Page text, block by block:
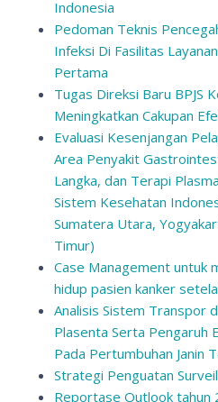
Indonesia
Pedoman Teknis
Infeksi Di Fasilitas
Pertama
Tugas Direksi Baru BPJS
Meningkatkan Cakupan
Evaluasi Kesenjangan
Area Penyakit
Langka, dan Terapi
Sistem Kesehatan
Sumatera Utara,
Timur)
Case Management untuk
hidup pasien kanker
Analisis Sistem Transpor
Plasenta Serta Pengaruh
Pada Pertumbuhan Janin
Strategi Penguatan
Reportase Outlook tahun